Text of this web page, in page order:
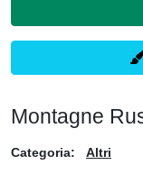
Montagne
Categoria: Altri